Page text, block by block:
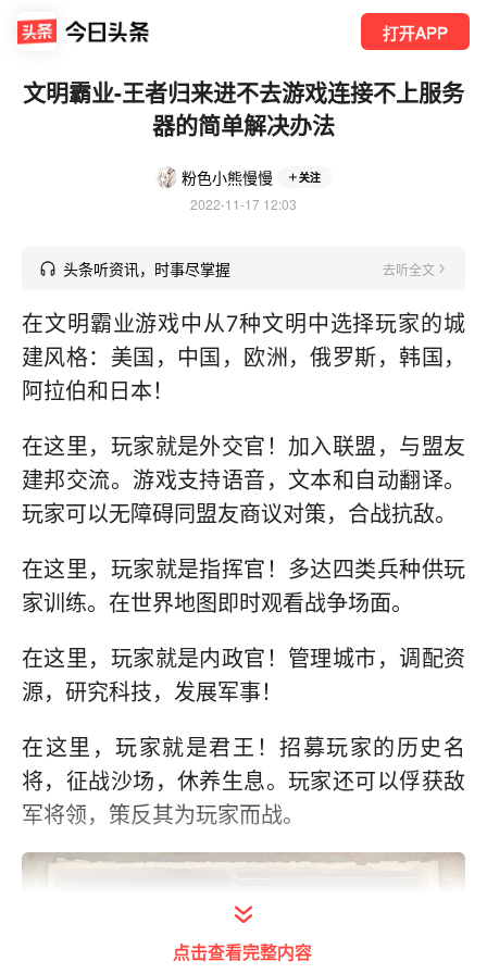
打开APP
文明霸业-王者归来进不去游戏连接不上服务
器的简单解决办法
粉色小熊慢慢 关注
2022-11-17 12:03
头条听资讯，时事尽掌握 去听全文
在文明霸业游戏中从7种文明中选择玩家的城
建风格：美国，中国，欧洲，俄罗斯，韩国，
阿拉伯和日本！
在这里，玩家就是外交官！加入联盟，与盟友
建邦交流。游戏支持语音，文本和自动翻译。
玩家可以无障碍同盟友商议对策，合战抗敌。
在这里，玩家就是指挥官！多达四类兵种供玩
家训练。在世界地图即时观看战争场面。
在这里，玩家就是内政官！管理城市，调配资
源，研究科技，发展军事！
在这里，玩家就是君王！招募玩家的历史名
将，征战沙场，休养生息。玩家还可以俘获敌
军将领，策反其为玩家而战。
点击查看完整内容